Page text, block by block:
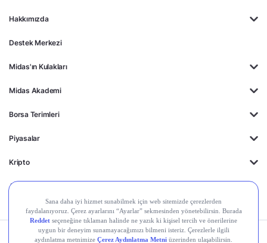
Hakkımızda
Destek Merkezi
Midas'ın Kulakları
Midas Akademi
Borsa Terimleri
Piyasalar
Kripto
Ayrıcalıklar